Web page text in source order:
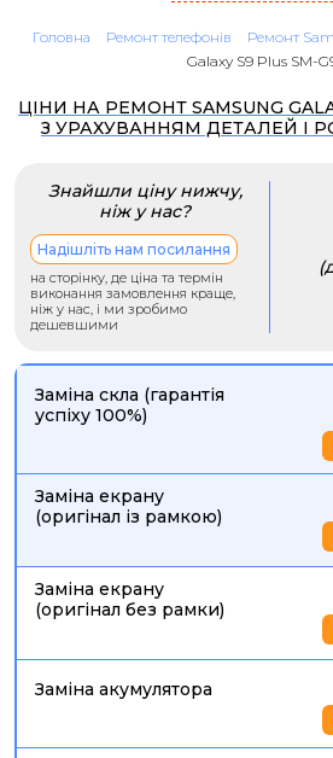
Головна Ремонт телефонів Ремонт
Galaxy S9 Plus SM-
ЦІНИ НА РЕМОНТ SAMSUNG
З УРАХУВАННЯМ ДЕТАЛЕЙ І
Знайшли ціну нижчу,
ніж у нас?
Надішліть нам посилання
на сторінку, де ціна та термін
виконання замовлення краще,
ніж у нас, і ми зробимо
дешевшими
Заміна скла (гарантія
успіху 100%)
Заміна екрану
(оригінал із рамкою)
Заміна екрану
(оригінал без рамки)
Заміна акумулятора